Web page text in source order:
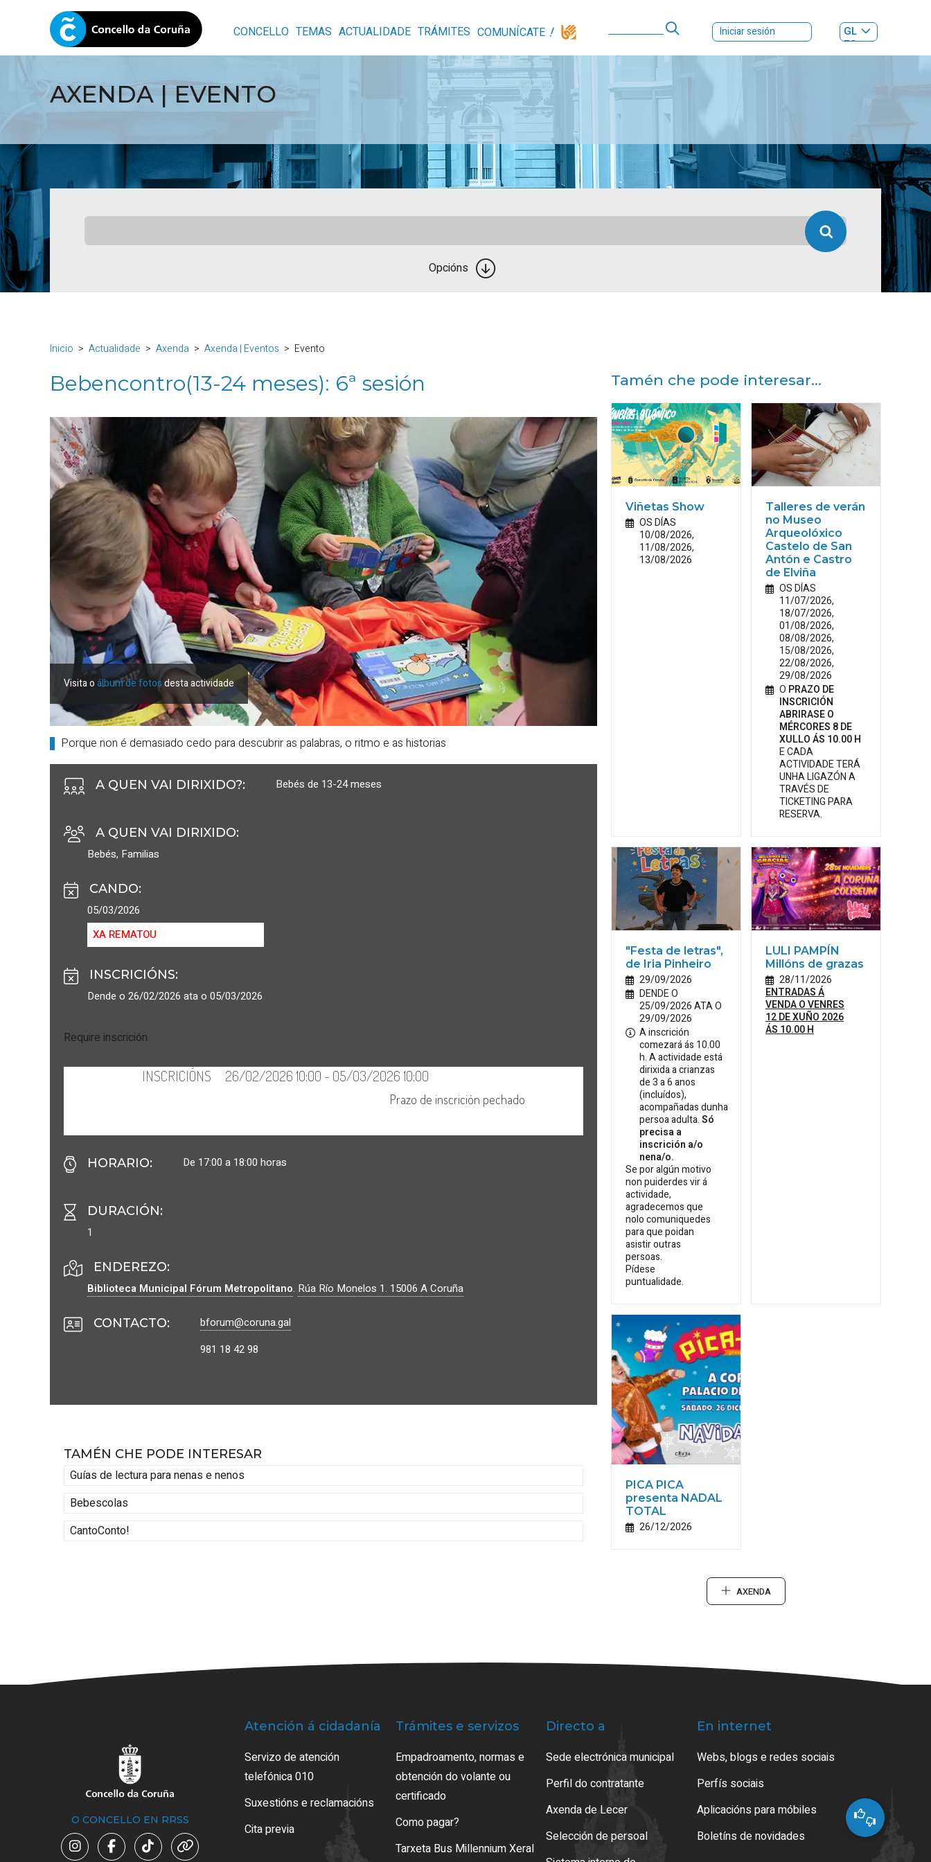
CONCELLO TEMAS ACTUALIDADE TRÁMITES COMUNÍCATE Iniciar sesión
GL
ES|
AXENDA | EVENTO
Opcións
Inicio Actualidade Axenda Axenda | Eventos Evento
Bebencontro(13-24 meses): 6ª sesión
Visita oálbum de fotosdesta actividade
Porque non é demasiado cedo para descubrir as palabras, o ritmo e as historias
A QUEN VAI DIRIXIDO?: Bebés de 13-24 meses
A QUEN VAI DIRIXIDO:
Bebés, Familias
CANDO:
05/03/2026
XA REMATOU
INSCRICIÓNS:
Dende o 26/02/2026 ata o 05/03/2026
Require inscrición
HORARIO: De 17:00 a 18:00 horas
DURACIÓN:
1
ENDEREZO:
Biblioteca Municipal Fórum Metropolitano. Rúa Río Monelos 1. 15006 A Coruña
CONTACTO:
bforum@coruna.gal
981 18 42 98
TAMÉN CHE PODE INTERESAR
Guías de lectura para nenas e nenos
Bebescolas
CantoConto!
Tamén che pode interesar...
Viñetas Show
OS DÍAS
10/08/2026,
11/08/2026,
13/08/2026
Talleres de verán
no Museo
Arqueolóxico
Castelo de San
Antón e Castro
de Elviña
OS DÍAS
11/07/2026,
18/07/2026,
01/08/2026,
08/08/2026,
15/08/2026,
22/08/2026,
29/08/2026
O PRAZO DE
INSCRICIÓN
ABRIRASE O
MÉRCORES 8 DE
XULLO ÁS 10.00 H
E CADA
ACTIVIDADE TERÁ
UNHA LIGAZÓN A
TRAVÉS DE
TICKETING PARA
RESERVA.
"Festa de letras",
de Iria Pinheiro
29/09/2026
DENDE O
25/09/2026 ATA O
29/09/2026
A inscrición
comezará ás 10.00
h. A actividade está
dirixida a crianzas
de 3 a 6 anos
(incluídos),
acompañadas dunha
persoa adulta.Só
precisa a
inscrición a/o
nena/o.
Se por algún motivo
non puiderdes vir á
actividade,
agradecemos que
nolo comuniquedes
para que poidan
asistir outras
persoas.
Pídese
puntualidade.
LULI PAMPÍN
Millóns de grazas
28/11/2026
ENTRADAS Á
VENDA O VENRES
12 DE XUÑO 2026
ÁS 10.00 H
PICA PICA
presenta NADAL
TOTAL
26/12/2026
AXENDA
O CONCELLO EN RRSS
Atención á cidadanía
Servizo de atención
telefónica 010
Suxestións e reclamacións
Cita previa
Trámites e servizos
Empadroamento, normas e
obtención do volante ou
certificado
Como pagar?
Tarxeta Bus Millennium Xeral
Directo a
Sede electrónica municipal
Perfil do contratante
Axenda de Lecer
Selección de persoal
En internet
Webs, blogs e redes sociais
Perfís sociais
Aplicacións para móbiles
Boletíns de novidades